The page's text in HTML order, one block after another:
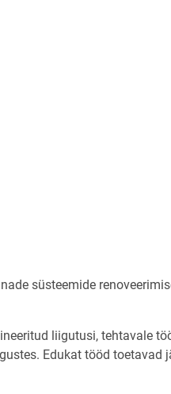
süsteemide
liigutusi, tehtavale
Edukat tööd toetavad